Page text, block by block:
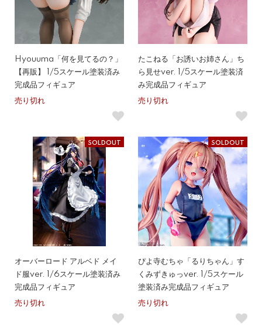
Hyouuma「何を見てるの？」
【再販】 1/5スケール塗装済み
完成品フィギュア
売り切れ
たこねる「お誘いお姉さん」ち
ら見せver. 1/5スケール塗装済
み完成品フィギュア
売り切れ
SOLDOUT
オーバーロード アルベド メイ
ド服ver. 1/6スケール塗装済み
完成品フィギュア
売り切れ
SOLDOUT
ぴよ寺むちゃ「るりちゃん」す
くみずきゅっver. 1/5スケール
塗装済み完成品フィギュア
売り切れ